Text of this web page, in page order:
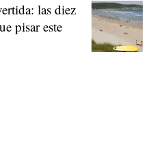
las diez
pisar este